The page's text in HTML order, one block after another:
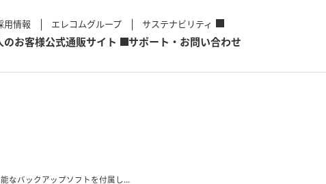
用情報 エレコムグループ サステナビリティ
のお客様公式通販サイト サポート・お問い合わせ
なバックアップソフトを付属し...